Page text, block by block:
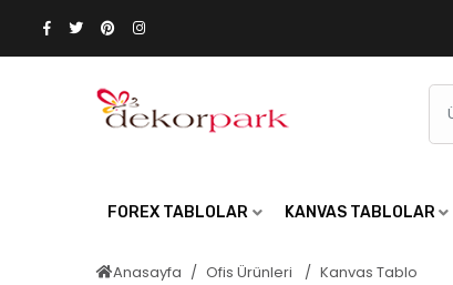
FOREX TABLOLAR KANVAS TABLOLAR
Anasayfa Ofis Ürünleri Kanvas Tablo